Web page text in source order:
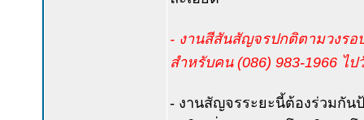
- งานสีสันสัญจรปกติตามวงรอ
สำหรับคน (086) 983-1966 ไ
- งานสัญจรระยะนี้ต้องร่วมกัน